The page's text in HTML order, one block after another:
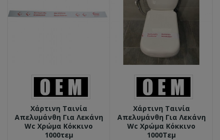
Χάρτινη Ταινία
Απελυμάνθη Για Λεκάνη
Wc Χρώμα Κόκκινο
1000τεμ
Χάρτινη Ταινία
Απελυμάνθη Για Λεκάνη
Wc Χρώμα Κόκκινο
1000Τεμ